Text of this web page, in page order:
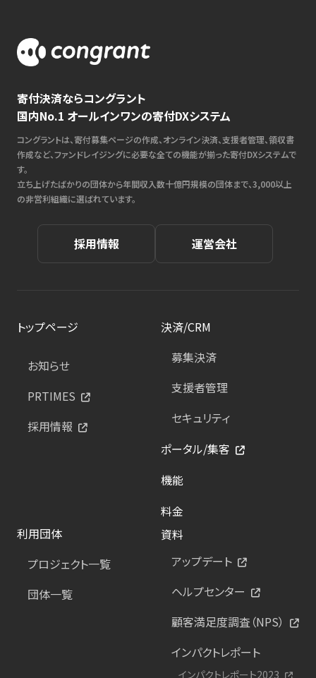
寄付決済ならコングラント
国内No.1 オールインワンの寄付DXシステム
コングラントは、寄付募集ページの作成、オンライン決済、支援者管理、領収書
作成など、ファンドレイジングに必要な全ての機能が揃った寄付DXシステムで
す。
立ち上げたばかりの団体から年間収入数十億円規模の団体まで、3,000以上
の非営利組織に選ばれています。
採用情報 運営会社
トップページ
お知らせ
PRTIMES
採用情報
決済/CRM
募集決済
支援者管理
セキュリティ
ポータル/集客
機能
料金
利用団体
プロジェクト一覧
団体一覧
資料
アップデート
ヘルプセンター
顧客満足度調査（NPS）
インパクトレポート
インパクトレポート2023